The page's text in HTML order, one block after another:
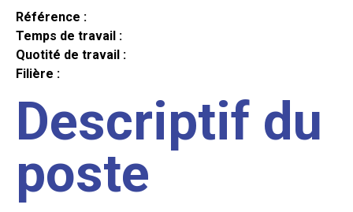
Référence :
Temps de travail :
Quotité de travail :
Filière :
Descriptif du
poste